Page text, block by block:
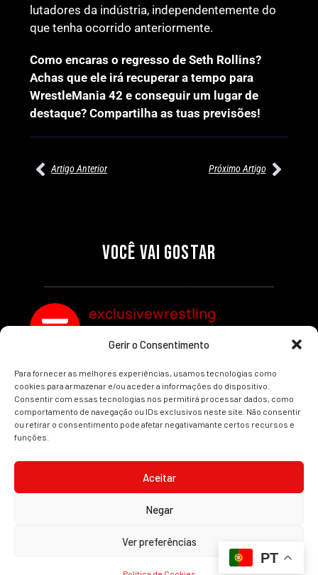
Gerir o Consentimento
Para fornecer as melhores experiências, usamos tecnologias como
cookies para armazenar e/ou aceder a informações do dispositivo.
Consentir com essas tecnologias nos permitirá processar dados, como
comportamento de navegação ou IDs exclusivos neste site. Não consentir
ou retirar o consentimento pode afetar negativamante certos recursos e
funções.
Aceitar
Negar
Ver preferências
lutadores da indústria, independentemente do
que tenha ocorrido anteriormente.
Como encaras o regresso de Seth Rollins?
Achas que ele irá recuperar a tempo para
WrestleMania 42 e conseguir um lugar de
destaque? Compartilha as tuas previsões!
Artigo Anterior Próximo Artigo
VOCÊ VAI GOSTAR
SEGMENTOS A NÃO PERDER
Por exclusivewrestling
MUNDIAL FEMININO NA AEW
REDEMPTION
Por exclusivewrestling
exclusivewrestling
Ver mais Artigos
seus respetivos proprietários.
Illimitatus Agency
Política de Privacidade
PT